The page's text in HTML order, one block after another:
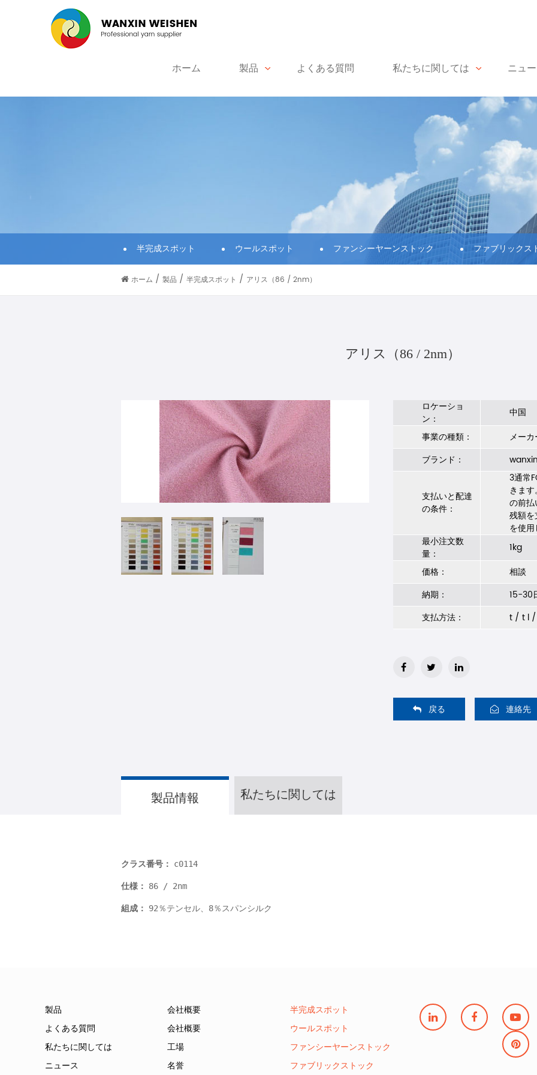
ホーム 製品 よくある質問 私たちに関しては ニュ
半完成スポット ウールスポット ファンシーヤーンストック ファブリックス
ホーム / 製品 / 半完成スポット / アリス（86 / 2nm）
アリス（86 / 2nm）
ロケーショ
ン：
中国
事業の種類：
メー
ブランド：
支払いと配達
の条件：
3通常
きま
の前
残額
を使用
最小注文数
量：
1kg
価格：
相談
納期：
15-30
支払方法：
t / t l
戻る 連絡先
製品情報 私たちに関しては
クラス番号： c0114
仕様： 86 / 2nm
組成： 92％テンセル、8％スパンシルク
製品
よくある質問
私たちに関しては
ニュース
会社概要
会社概要
工場
名誉
半完成スポット
ウールスポット
ファンシーヤーンストック
ファブリックストック